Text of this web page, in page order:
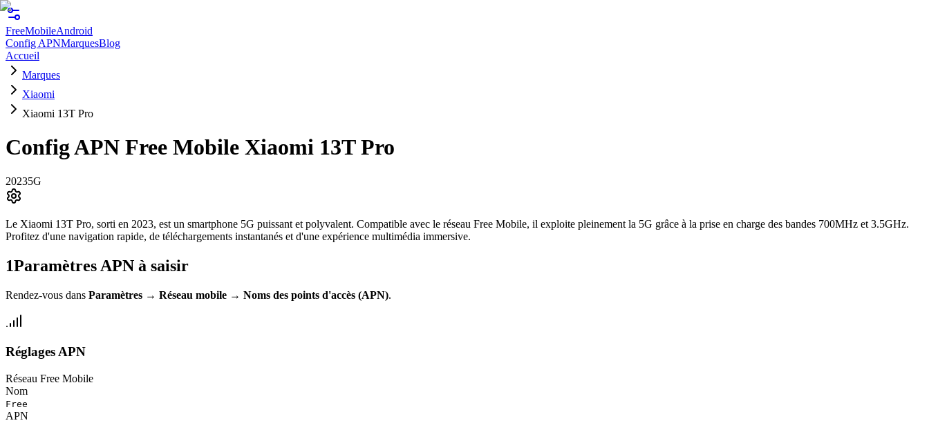
FreeMobileAndroid
Config APNMarquesBlog
Accueil
Marques
Xiaomi
Xiaomi 13T Pro
Config APN Free Mobile Xiaomi 13T Pro
20235G
Le Xiaomi 13T Pro, sorti en 2023, est un smartphone 5G puissant et polyvalent. Compatible avec le réseau Free Mobile, il exploite pleinement la 5G grâce à la prise en charge des bandes 700MHz et 3.5GHz.
Profitez d'une navigation rapide, de téléchargements instantanés et d'une expérience multimédia immersive.
1Paramètres APN à saisir
Rendez-vous dans Paramètres → Réseau mobile → Noms des points d'accès (APN).
Réglages APN
Réseau Free Mobile
Nom
Free
APN